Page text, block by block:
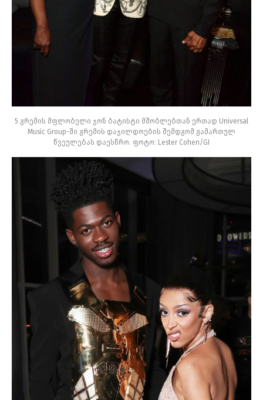
5 გრემის მფლობელი ჯონ ბატისტი მშობლებთან ერთად Universal
Music Group-ში გრემის დაჯილდოების შემდგომ გამართულ
წვეულებას დაესწრო. ფოტო: Lester Cohen/GI